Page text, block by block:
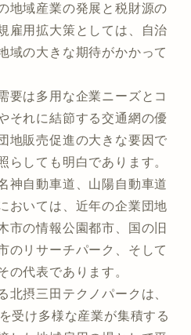
地域産業の発展と税財源の
雇用拡大策としては、自治
域の大きな期待がかかって
は多用な企業ニーズとコ
それに結節する交通網の優
地販売促進の大きな要因で
らしても明白であります。
神自動車道、山陽自動車道
おいては、近年の企業団地
市の情報公園都市、国の旧
のリサーチパーク、そして
の代表であります。
摂三田テクノパークは、
受け多様な産業が集積する